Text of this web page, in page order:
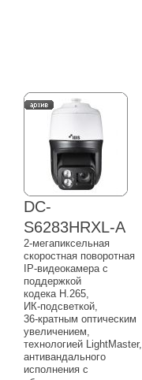
DC-
S6283HRXL-A
2-мегапиксельная
скоростная поворотная
IP-видеокамерас
поддержкой
кодека H.265,
ИК-подсветкой,
36-кратным оптическим
увеличением,
технологией LightMaster,
антивандального
исполнения с